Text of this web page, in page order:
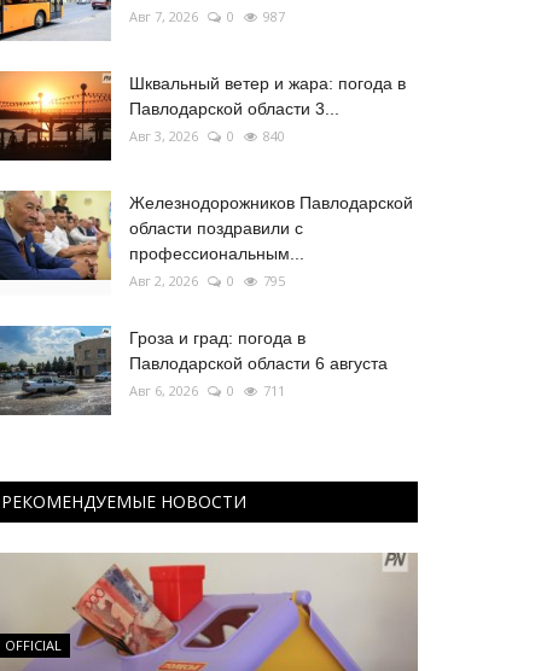
Авг 7, 2026 0 987
Шквальный ветер и жара: погода в
Павлодарской области 3...
Авг 3, 2026 0 840
Железнодорожников Павлодарской
области поздравили с
профессиональным...
Авг 2, 2026 0 795
Гроза и град: погода в
Павлодарской области 6 августа
Авг 6, 2026 0 711
РЕКОМЕНДУЕМЫЕ НОВОСТИ
OFFICIAL